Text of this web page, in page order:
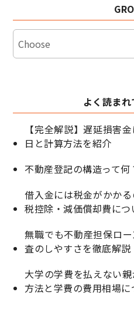
よく読ま
【完全解説】遅延損害
日と計算方法を紹介
不動産登記の構造って何
借入金には税金がかか
税控除・減価償却費につ
無職でも不動産担保ロ
査のしやすさを徹底解説
大学の学費を払えない
方法と学費の費用相場